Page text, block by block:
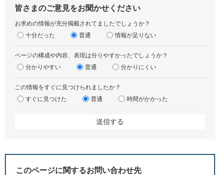
皆さまのご意見をお聞かせください
お求めの情報が充分掲載されてましたでしょうか？
十分だった
普通 情報が足りない
ページの構成や内容、表現は分りやすかったでしょうか？
分かりやすい
普通 分かりにくい
この情報をすぐに見つけられましたか？
すぐに見つけた
普通 時間がかかった
このページに関するお問い合わせ先